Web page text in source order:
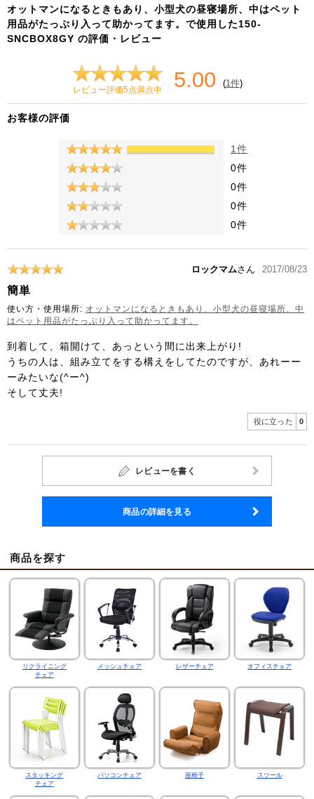
オットマンになるときもあり、小型犬の昼寝場所、中はペット
用品がたっぷり入って助かってます。で使用した150-
SNCBOX8GY の評価・レビュー
レビュー評価5点満点中 5.00 (1件)
お客様の評価
1件
0件
0件
0件
0件
ロックマムさん 2017/08/23
簡単
使い方・使用場所: オットマンになるときもあり、小型犬の昼寝場所、中
はペット用品がたっぷり入って助かってます。
到着して、箱開けて、あっという間に出来上がり!
うちの人は、組み立てをする構えをしてたのですが、あれーー
ーみたいな(^ー^)
そして丈夫!
役に立った 0
レビューを書く
商品の詳細を見る
商品を探す
リクライニング
チェア
メッシュチェア レザーチェア オフィスチェア
スタッキング
チェア
パソコンチェア 座椅子 スツール